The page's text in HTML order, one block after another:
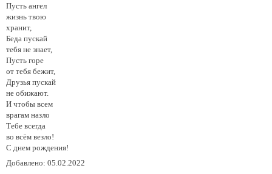
Пусть ангел
жизнь твою
хранит,
Беда пускай
тебя не знает,
Пусть горе
от тебя бежит,
Друзья пускай
не обижают.
И чтобы всем
врагам назло
Тебе всегда
во всём везло!
С днем рождения!
Добавлено: 05.02.2022